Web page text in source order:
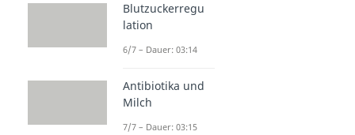
Blutzuckerregu
lation
6/7 – Dauer: 03:14
Antibiotika und
Milch
7/7 – Dauer: 03:15